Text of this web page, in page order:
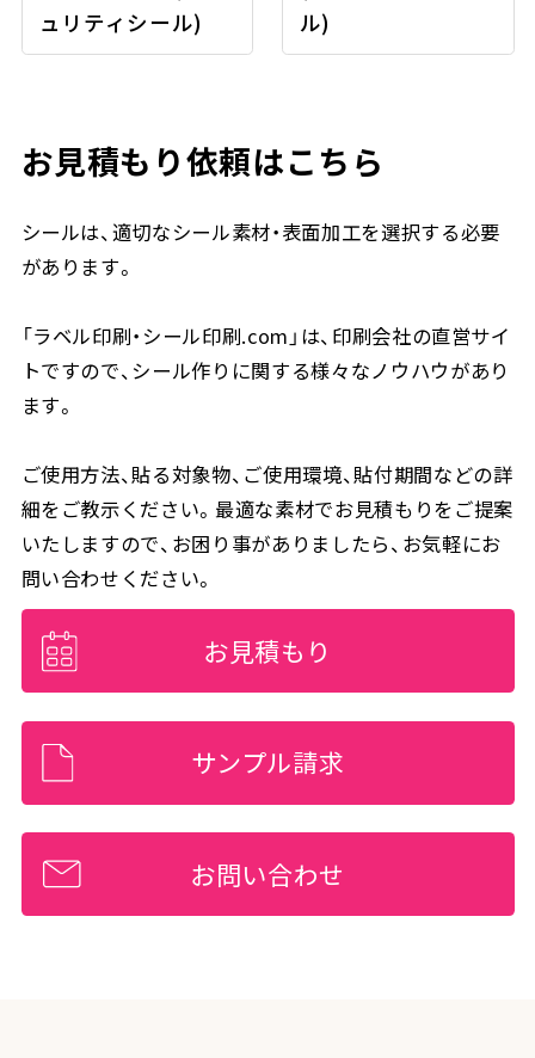
ュリティシール)
ル)
お見積もり依頼はこちら
シールは、適切なシール素材・表面加工を選択する必要
があります。
「ラベル印刷・シール印刷.com」は、印刷会社の直営サイ
トですので、シール作りに関する様々なノウハウがあり
ます。
ご使用方法、貼る対象物、ご使用環境、貼付期間などの詳
細をご教示ください。最適な素材でお見積もりをご提案
いたしますので、お困り事がありましたら、お気軽にお
問い合わせください。
お見積もり
サンプル請求
お問い合わせ